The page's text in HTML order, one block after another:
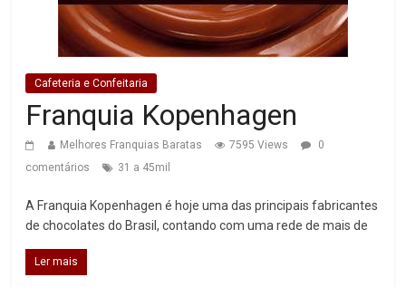
Cafeteria e Confeitaria
Franquia Kopenhagen
Melhores Franquias Baratas 7595 Views
0
comentários
31 a 45mil
A Franquia Kopenhagen é hoje uma das principais fabricantes
de chocolates do Brasil, contando com uma rede de mais de
Ler mais